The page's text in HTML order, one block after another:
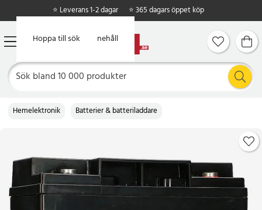
Hoppa till huvudinnehåll
Hoppa till sök
⭐ Leverans 1-2 dagar ⭐ 365 dagars öppet köp
Hemelektronik Batterier & batteriladdare